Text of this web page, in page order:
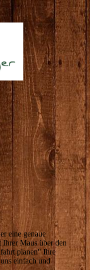
eine genaue
Ihrer Maus über den
planen" Ihre
einfach und